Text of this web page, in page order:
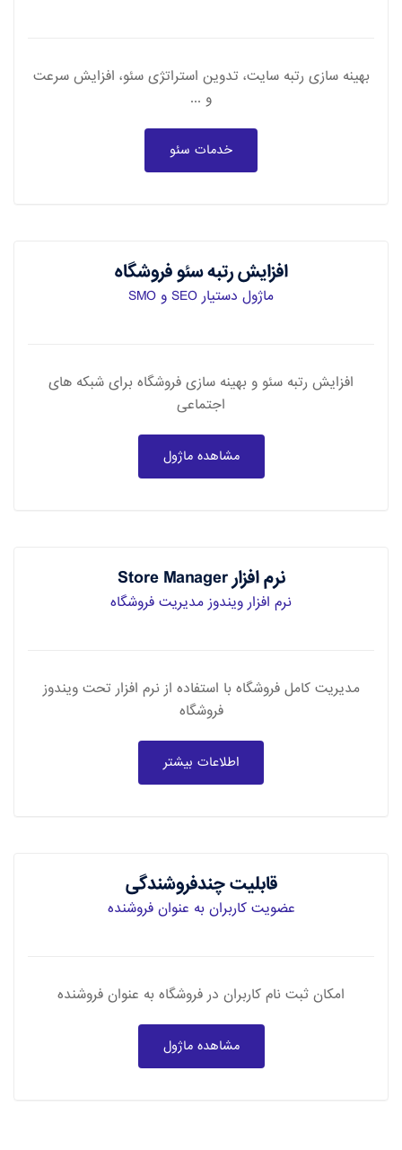
بهینه سازی رتبه سایت، تدوین استراتژی سئو، افزایش سرعت
و ...
خدمات سئو
افزایش رتبه سئو فروشگاه
ماژول دستیار SEO و SMO
افزایش رتبه سئو و بهینه سازی فروشگاه برای شبکه های
اجتماعی
مشاهده ماژول
نرم افزار Store Manager
نرم افزار ویندوز مدیریت فروشگاه
مدیریت کامل فروشگاه با استفاده از نرم افزار تحت ویندوز
فروشگاه
اطلاعات بیشتر
قابلیت چندفروشندگی
عضویت کاربران به عنوان فروشنده
امکان ثبت نام کاربران در فروشگاه به عنوان فروشنده
مشاهده ماژول